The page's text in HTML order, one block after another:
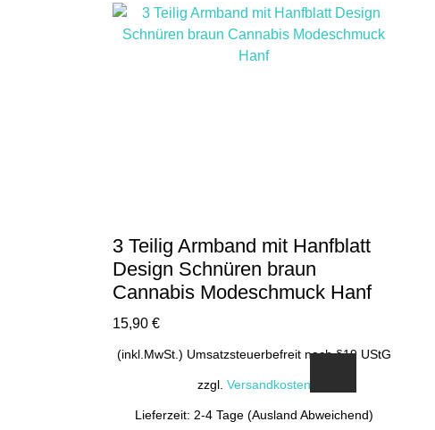
3 Teilig Armband mit Hanfblatt
Design Schnüren braun
Cannabis Modeschmuck Hanf
15,90 €
(inkl.MwSt.) Umsatzsteuerbefreit nach §19 UStG
zzgl. Versandkosten
Lieferzeit: 2-4 Tage (Ausland Abweichend)